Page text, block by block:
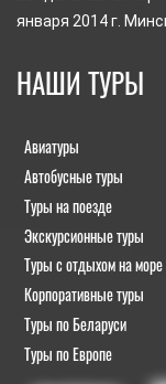
января 2014 г.
НАШИ ТУРЫ
Авиатуры
Автобусные туры
Туры на поезде
Экскурсионные туры
Туры с отдыхом на море
Корпоративные туры
Туры по Беларуси
Туры по Европе